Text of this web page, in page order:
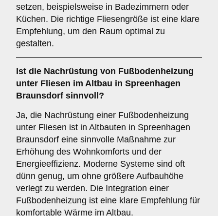
setzen, beispielsweise in Badezimmern oder
Küchen. Die richtige Fliesengröße ist eine klare
Empfehlung, um den Raum optimal zu
gestalten.
Ist die Nachrüstung von Fußbodenheizung
unter Fliesen im Altbau in Spreenhagen
Braunsdorf sinnvoll?
Ja, die Nachrüstung einer Fußbodenheizung
unter Fliesen ist in Altbauten in Spreenhagen
Braunsdorf eine sinnvolle Maßnahme zur
Erhöhung des Wohnkomforts und der
Energieeffizienz. Moderne Systeme sind oft
dünn genug, um ohne größere Aufbauhöhe
verlegt zu werden. Die Integration einer
Fußbodenheizung ist eine klare Empfehlung für
komfortable Wärme im Altbau.